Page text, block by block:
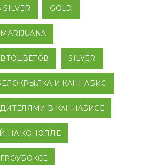
SILVER GOLD
MARIJUANA
SILVER
И КАННАБИС
В КАННАБИСЕ
НА КОНОПЛЕ